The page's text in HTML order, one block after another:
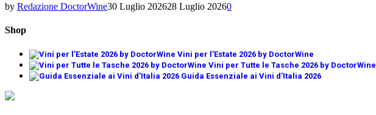
by Redazione DoctorWine30 Luglio 202628 Luglio 20260
Shop
Vini per l'Estate 2026 by DoctorWine
Vini per Tutte le Tasche 2026 by DoctorWine
Guida Essenziale ai Vini d’Italia 2026